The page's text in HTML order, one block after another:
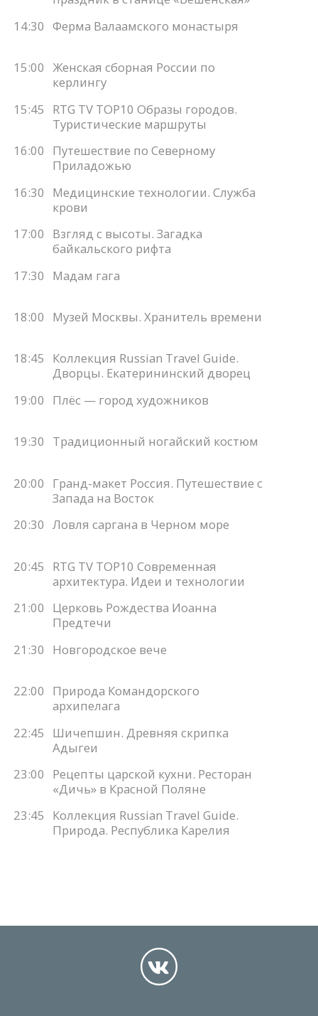
14:30 Ферма Валаамского монастыря
15:00 Женская сборная России по
керлингу
15:45
RTG TV TOP10 Образы городов.
Туристические маршруты
16:00
Путешествие по Северному
Приладожью
16:30
Медицинские технологии. Служба
крови
17:00
Взгляд с высоты. Загадка
байкальского рифта
17:30
Мадам гага
18:00 Музей Москвы. Хранитель времени
18:45
Коллекция Russian Travel Guide.
Дворцы. Екатерининский дворец
19:00
Плёс — город художников
19:30 Традиционный ногайский костюм
20:00
Гранд-макет Россия. Путешествие с
Запада на Восток
20:30 Ловля саргана в Черном море
20:45
RTG TV TOP10 Современная
архитектура. Идеи и технологии
21:00
Церковь Рождества Иоанна
Предтечи
21:30
Новгородское вече
22:00
Природа Командорского
архипелага
22:45
Шичепшин. Древняя скрипка
Адыгеи
23:00
Рецепты царской кухни. Ресторан
«Дичь» в Красной Поляне
23:45
Коллекция Russian Travel Guide.
Природа. Республика Карелия